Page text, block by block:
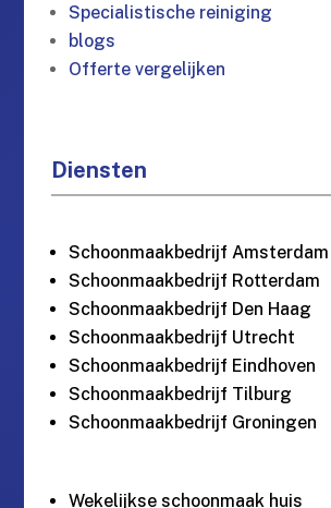
Specialistische reiniging
blogs
Offerte vergelijken
Diensten
Schoonmaakbedrijf Amsterdam
Schoonmaakbedrijf Rotterdam
Schoonmaakbedrijf Den Haag
Schoonmaakbedrijf Utrecht
Schoonmaakbedrijf Eindhoven
Schoonmaakbedrijf Tilburg
Schoonmaakbedrijf Groningen
Wekelijkse schoonmaak huis